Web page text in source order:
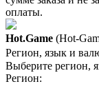
оплаты.
Hot.Game (Hot-
Регион, язык и
Выберите регион,
Регион: